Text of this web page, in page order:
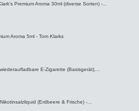
Premium Aroma 30ml (diverse Sorten) -...
Aroma 5ml - Tom Klarks
E-Zigarette (Basisgerät),...
(Erdbeere & Frische) -...